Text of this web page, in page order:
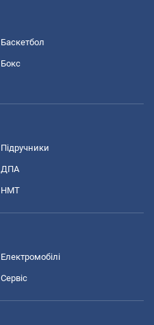
Баскетбол
Бокс
Підручники
ДПА
НМТ
Електромобілі
Сервіс